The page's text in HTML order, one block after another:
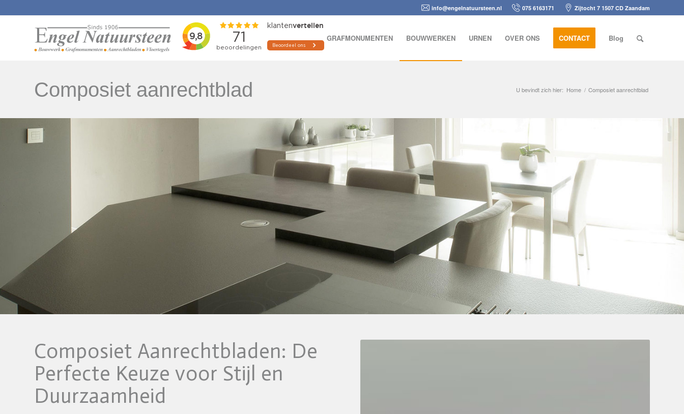
info@engelnatuursteen.nl 075 6163171 Zijtocht 7 1507 CD Zaandam
GRAFMONUMENTEN BOUWWERKEN URNEN OVER ONS CONTACT Blog
Composiet aanrechtblad U bevindt zich hier: Home / Composiet aanrechtblad
Composiet Aanrechtbladen: De
Perfecte Keuze voor Stijl en
Duurzaamheid